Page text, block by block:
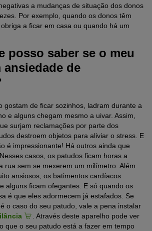
a mudanças de situação dos donos
Por exemplo, quando os donos têm
a ficar em casa ou quando há um
posso saber se o meu
ansiedade de
gostam de ficar sozinhos, ladram durante a
e alguns chegam mesmo a uivar. Assim,
surjam reclamações por parte dos
destroem objetos para aliviar o stress. E
é impressionante! Há outros ainda que
casos, os patudos ficam horas a
rua sem se mexerem um milímetro. Além
ansiosos, os batimentos cardíacos
alguns ficam ofegantes. E só quando os
é que eles adormecem já estafados. Se
o caso do seu patudo, vale a pena instalar
. Através deste aparelho pode ver
que o seu patudo está a fazer em tempo